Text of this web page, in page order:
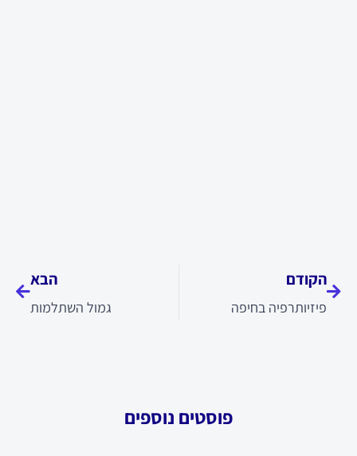
הקודם
פיזיותרפיה בחיפה
הבא
גמול השתלמות
פוסטים נוספים